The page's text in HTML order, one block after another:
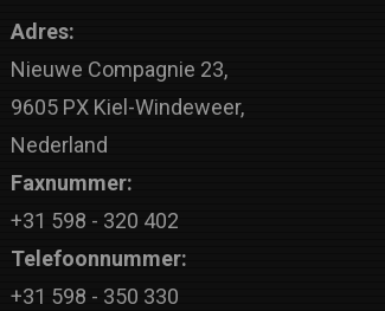
Adres:
Nieuwe Compagnie 23,
9605 PX Kiel-Windeweer,
Nederland
Faxnummer:
+31 598 - 320 402
Telefoonnummer:
+31 598 - 350 330